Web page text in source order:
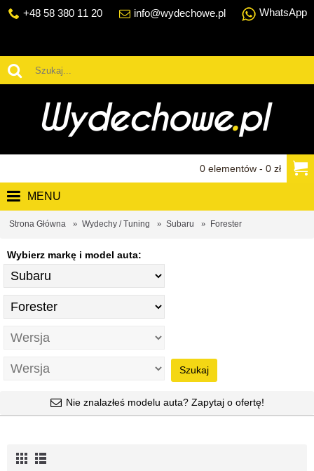
+48 58 380 11 20 info@wydechowe.pl WhatsApp
0 elementów - 0 zł
MENU
Strona Główna Wydechy / Tuning Subaru Forester
Wybierz markę i model auta:
Szukaj
Nie znalazłeś modelu auta? Zapytaj o ofertę!